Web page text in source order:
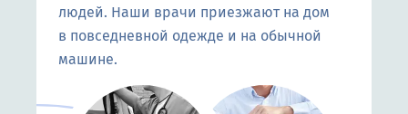
людей. Наши врачи приезжают на дом
в повседневной одежде и на обычной
машине.